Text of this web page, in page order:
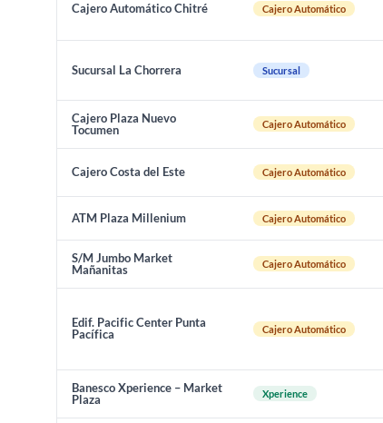
Cajero Automático Chitré Cajero Automático
Sucursal La Chorrera Sucursal
Cajero Plaza Nuevo
Tocumen
Cajero Automático
Cajero Costa del Este Cajero Automático
ATM Plaza Millenium Cajero Automático
S/M Jumbo Market
Mañanitas
Cajero Automático
Edif. Pacific Center Punta
Pacífica
Cajero Automático
Banesco Xperience – Market
Plaza
Xperience